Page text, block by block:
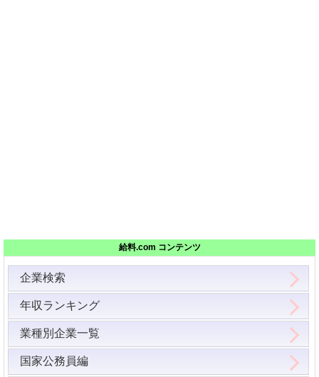
給料.com コンテンツ
企業検索
年収ランキング
業種別企業一覧
国家公務員編